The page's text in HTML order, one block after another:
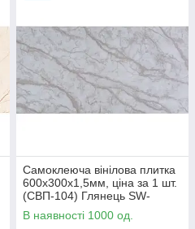
Самоклеюча вінілова плитка
600х300х1,5мм, ціна за 1 шт.
(СВП-104) Глянець SW-
00000493
В наявності 1000 од.